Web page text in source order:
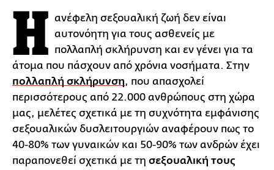
Η ανέφελη σεξουαλική ζωή δεν είναι
αυτονόητη για τους ασθενείς με
πολλαπλή σκλήρυνση και εν γένει για τα
άτομα που πάσχουν από χρόνια νοσήματα. Στην
πολλαπλή σκλήρυνση, που απασχολεί
περισσότερους από 22.000 ανθρώπους στη χώρα
μας, μελέτες σχετικά με τη συχνότητα εμφάνισης
σεξουαλικών δυσλειτουργιών αναφέρουν πως το
40-80% των γυναικών και 50-90% των ανδρών έχει
παραπονεθεί σχετικά με τη σεξουαλική τους